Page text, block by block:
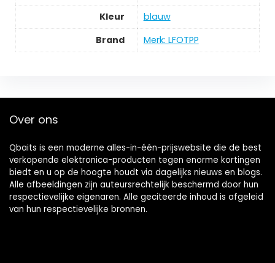
Kleur
blauw
Brand
Merk: LFOTPP
Over ons
Qbaits is een moderne alles-in-één-prijswebsite die de best
verkopende elektronica-producten tegen enorme kortingen
biedt en u op de hoogte houdt via dagelijks nieuws en blogs.
Alle afbeeldingen zijn auteursrechtelijk beschermd door hun
respectievelijke eigenaren. Alle geciteerde inhoud is afgeleid
van hun respectievelijke bronnen.